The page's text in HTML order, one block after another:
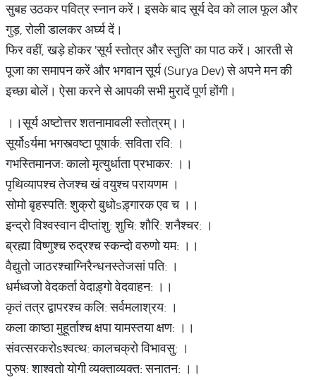
सुबह उठकर पवित्र स्नान करें। इसके बाद सूर्य देव को लाल फूल और
गुड़, रोली डालकर अर्घ्य दें।
फिर वहीं, खड़े होकर 'सूर्य स्तोत्र और स्तुति' का पाठ करें। आरती से
पूजा का समापन करें और भगवान सूर्य (Surya Dev) से अपने मन की
इच्छा बोलें। ऐसा करने से आपकी सभी मुरादें पूर्ण होंगी।
।।सूर्य अष्टोत्तर शतनामावली स्तोत्रम्।।
सूर्योsर्यमा भगस्त्वष्टा पूषार्क: सविता रवि: ।
गभस्तिमानज: कालो मृत्युर्धाता प्रभाकर: ।।
पृथिव्यापश्च तेजश्च खं वयुश्च परायणम ।
सोमो बृहस्पति: शुक्रो बुधोsड़्गारक एव च ।।
इन्द्रो विश्वस्वान दीप्तांशु: शुचि: शौरि: शनैश्चर: ।
ब्रह्मा विष्णुश्च रुद्रश्च स्कन्दो वरुणो यम: ।।
वैद्युतो जाठरश्चाग्निरैन्धनस्तेजसां पति: ।
धर्मध्वजो वेदकर्ता वेदाड़्गो वेदवाहन: ।।
कृतं तत्र द्वापरश्च कलि: सर्वमलाश्रय: ।
कला काष्ठा मुहूर्ताश्च क्षपा यामस्तया क्षण: ।।
संवत्सरकरोsश्वत्थ: कालचक्रो विभावसु: ।
पुरुष: शाश्वतो योगी व्यक्ताव्यक्त: सनातन: ।।